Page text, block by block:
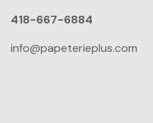
418-667-6884
info@papeterieplus.com